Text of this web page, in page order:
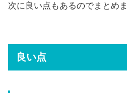
次に良い点もあるのでまとめま
良い点